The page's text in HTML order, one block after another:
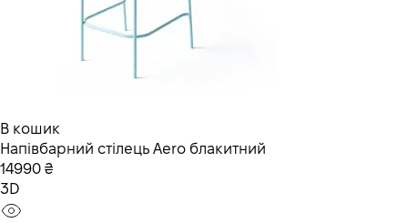
В кошик
Напівбарний стілець Aero блакитний
14990 ₴
3D